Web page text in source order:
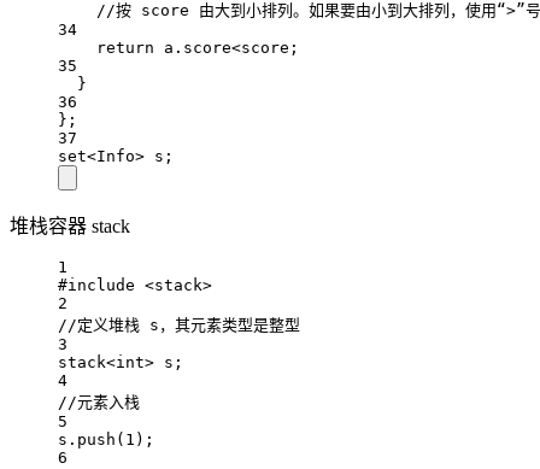
//按 score 由大到小排列。如果要由小到大排列，使用“>”
34
return a.score<score;
35
}
36
};
37
set<Info> s;
堆栈容器 stack
1
#include <stack>
2
//定义堆栈 s，其元素类型是整型
3
stack<int> s;
4
//元素入栈
5
s. push ( 1 );
6